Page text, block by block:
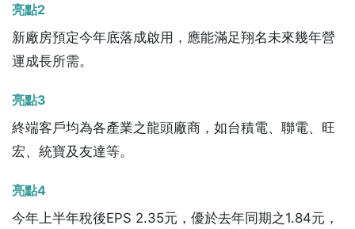
亮點2
新廠房預定今年底落成啟用，應能滿足翔名未來幾年營
運成長所需。
亮點3
終端客戶均為各產業之龍頭廠商，如台積電、聯電、旺
宏、統寶及友達等。
亮點4
今年上半年稅後EPS 2.35元，優於去年同期之1.84元，